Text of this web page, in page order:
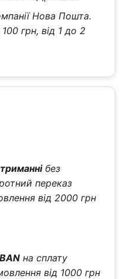
Нова Пошта.
грн, від 1 до 2
без
переказ
від 2000 грн
на сплату
від 1000 грн